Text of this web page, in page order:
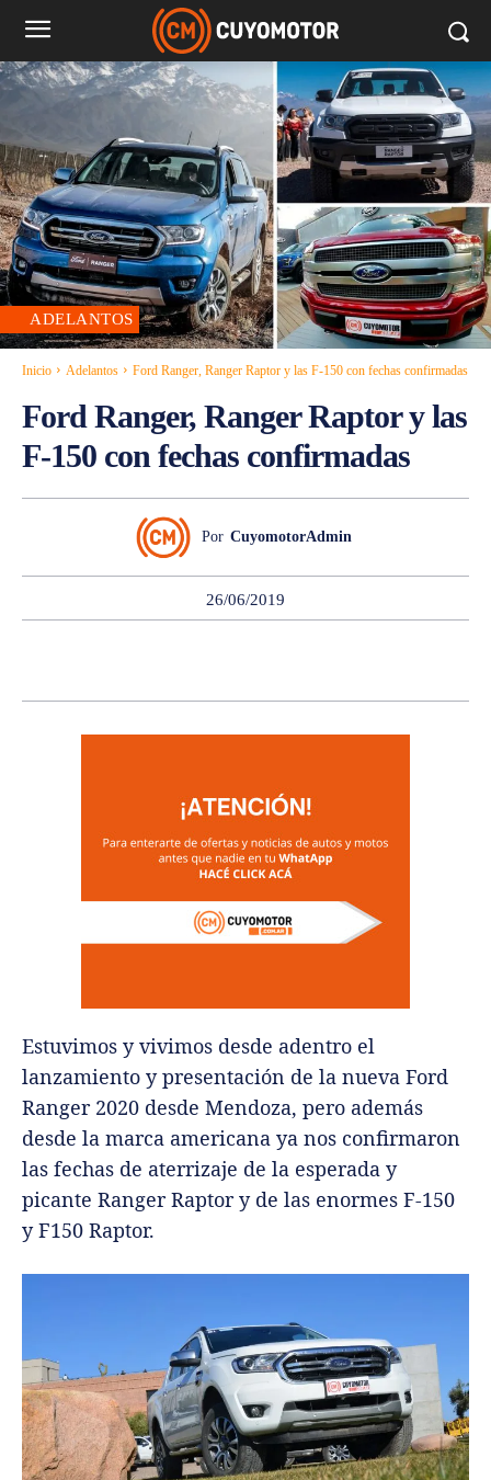
ADELANTOS
Inicio Adelantos Ford Ranger, Ranger Raptor y las F-150 con fechas confirmadas
Ford Ranger, Ranger Raptor y las
F-150 con fechas confirmadas
Por CuyomotorAdmin
26/06/2019
Estuvimos y vivimos desde adentro el
lanzamiento y presentación de la nueva Ford
Ranger 2020 desde Mendoza, pero además
desde la marca americana ya nos confirmaron
las fechas de aterrizaje de la esperada y
picante Ranger Raptor y de las enormes F-150
y F150 Raptor.